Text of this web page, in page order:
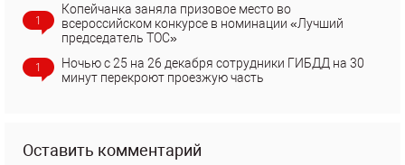
1
Копейчанка заняла призовое место во
всероссийском конкурсе в номинации «Лучший
председатель ТОС»
1
Ночью с 25 на 26 декабря сотрудники ГИБДД на 30
минут перекроют проезжую часть
Оставить комментарий